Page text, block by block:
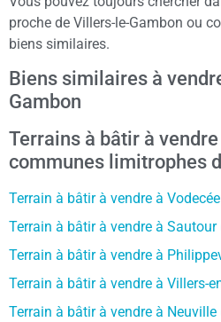
proche de Villers-le-Gambon ou
biens similaires.
Biens similaires à
Gambon
Terrains à bâtir à
communes limitrophes
Terrain à bâtir à vendre à
Terrain à bâtir à vendre à Sautour
Terrain à bâtir à vendre à
Terrain à bâtir à vendre à Villers-
Terrain à bâtir à vendre à Neuville